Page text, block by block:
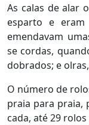
As calas de alar
esparto e
emendavam
se cordas,
dobrados; e
O número de
praia para praia,
cada, até 29